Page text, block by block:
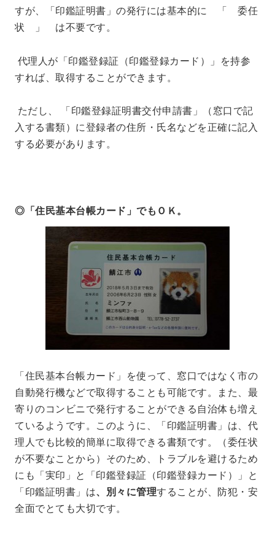
すが、「印鑑証明書」の発行には基本的に 「 委任
状 」 は不要です。
代理人が「印鑑登録証（印鑑登録カード）」を持参
すれば、取得することができます。
ただし、 「印鑑登録証明書交付申請書」（窓口で記
入する書類）に登録者の住所・氏名などを正確に記入
する必要があります。
◎ 「住民基本台帳カード」でもＯＫ。
「住民基本台帳カード」を使って、窓口ではなく市の
自動発行機などで取得することも可能です。また、最
寄りのコンビニで発行することができる自治体も増え
ているようです。このように、「印鑑証明書」は、代
理人でも比較的簡単に取得できる書類です。（委任状
が不要なことから）そのため、トラブルを避けるため
にも「実印」と「印鑑登録証（印鑑登録カード）」と
「印鑑証明書」は、別々に管理することが、 防犯・安
全面でとても大切です。